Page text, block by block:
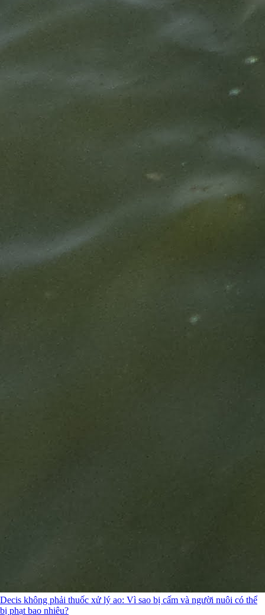
Decis không phải thuốc xử lý ao: Vì sao bị cấm và người nuôi có thể
bị phạt bao nhiêu?